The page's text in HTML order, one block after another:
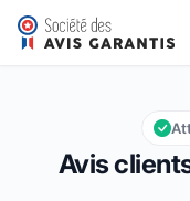
My Little Coupon
Note globale : 9,7 sur
9,7/10
Avis